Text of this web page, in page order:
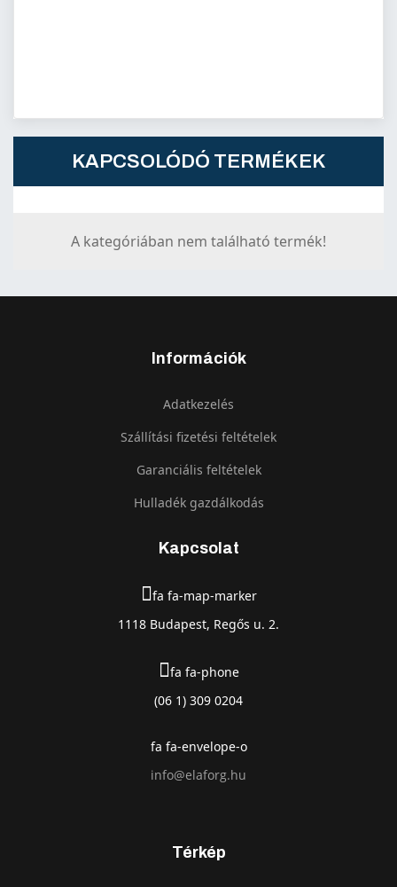
KAPCSOLÓDÓ TERMÉKEK
A kategóriában nem található termék!
Információk
Adatkezelés
Szállítási fizetési feltételek
Garanciális feltételek
Hulladék gazdálkodás
Kapcsolat
fa fa-map-marker
1118 Budapest, Regős u. 2.
fa fa-phone
(06 1) 309 0204
fa fa-envelope-o
info@elaforg.hu
Térkép